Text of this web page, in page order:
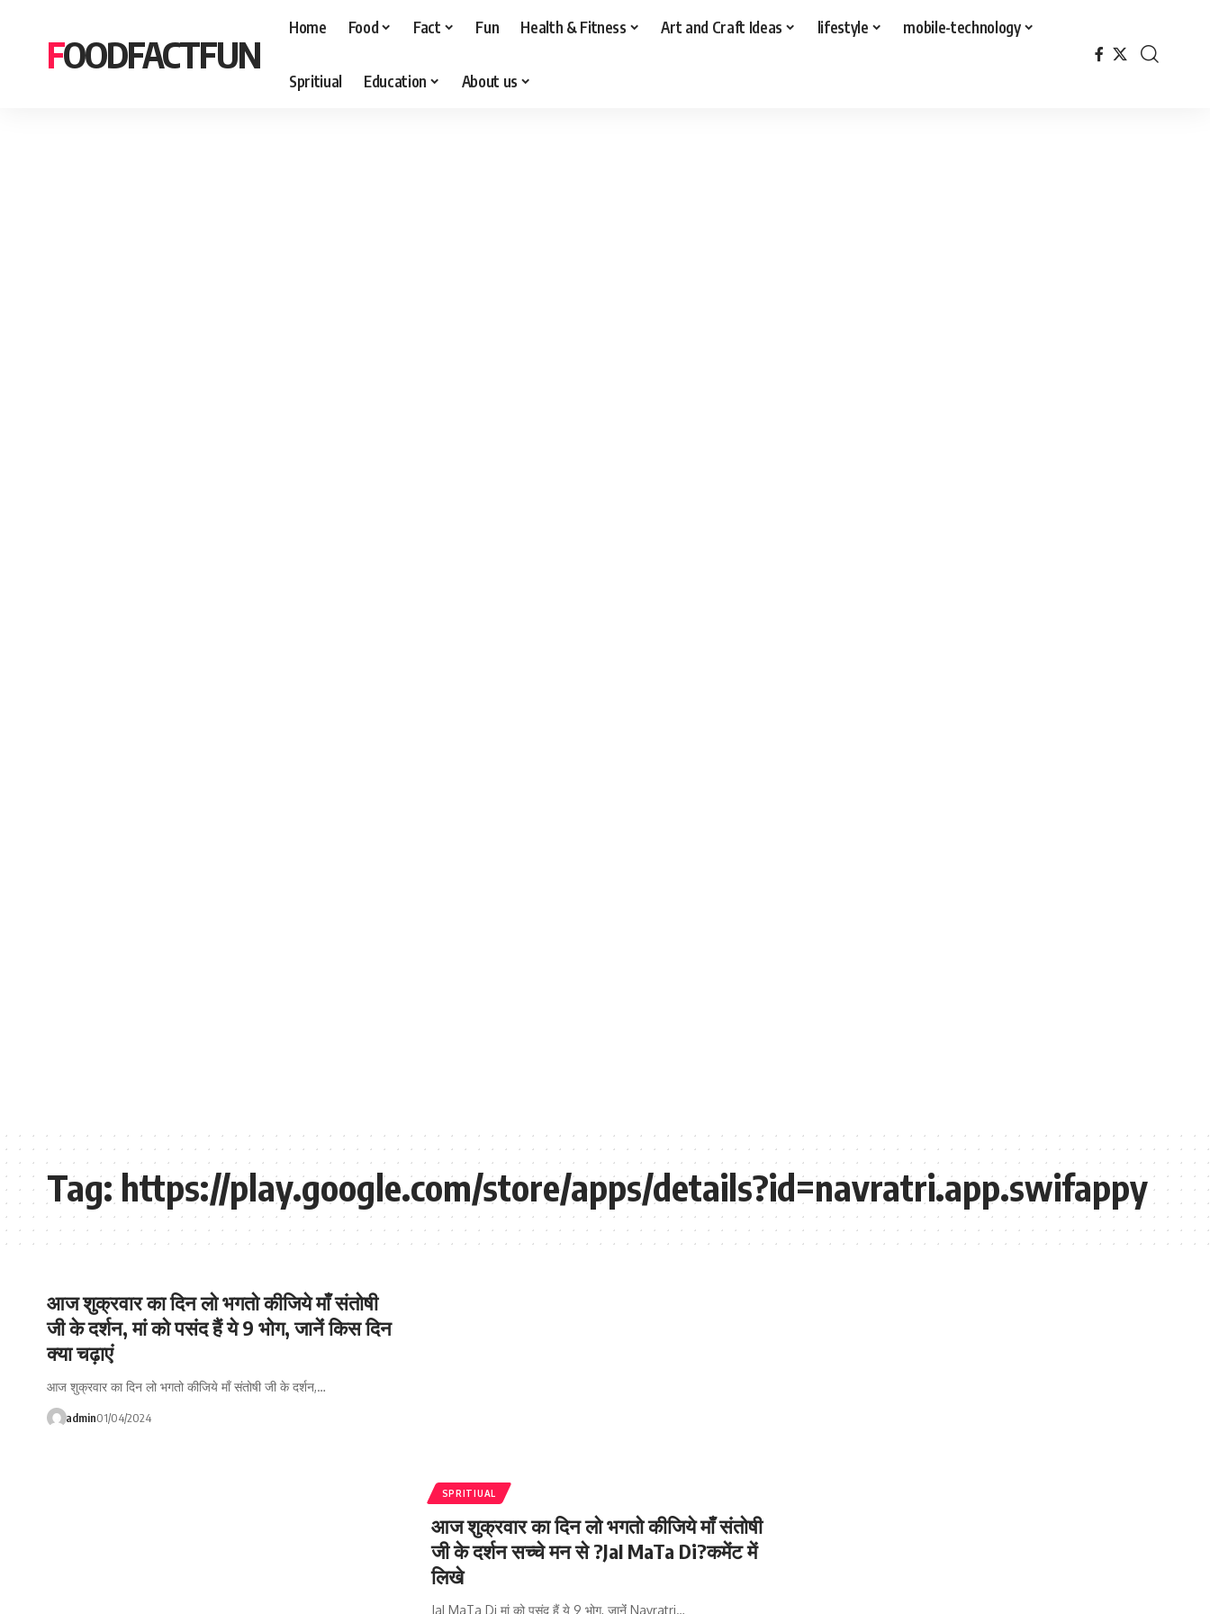
FOODFACTFUN
Home Food Fact Fun Health & Fitness Art and Craft Ideas lifestyle mobile-technology
Spritiual Education About us
Tag:https://play.google.com/store/apps/details?id=navratri.app.swifappy
आज शुक्रवार का दिन लो भगतो कीजिये माँ संतोषी
जी के दर्शन, मां को पसंद हैं ये 9 भोग, जानेंं किस दिन
क्या चढ़ाएं
आज शुक्रवार का दिन लो भगतो कीजिये माँ संतोषी जी के दर्शन,…
admin01/04/2024
SPRITIUAL
आज शुक्रवार का दिन लो भगतो कीजिये माँ संतोषी
जी के दर्शन सच्चे मन से ?JaI MaTa Di?कमेंट में
लिखे
JaI MaTa Di मां को पसंद हैं ये 9 भोग, जानेंं Navratri…